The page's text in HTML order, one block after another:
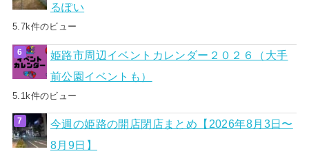
るぽい
5.7k件のビュー
姫路市周辺イベントカレンダー２０２６（大手
前公園イベントも）
5.1k件のビュー
今週の姫路の開店閉店まとめ【2026年8月3日〜
8月9日】